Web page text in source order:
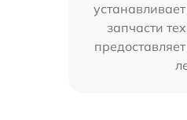
запчасти